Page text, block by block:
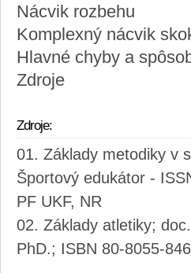
Nácvik rozbehu
Komplexný nácvik
Hlavné chyby a
Zdroje
Zdroje:
Základy metodiky v
Športový edukátor -
PF UKF, NR
Základy atletiky;
PhD.; ISBN 80-8055-